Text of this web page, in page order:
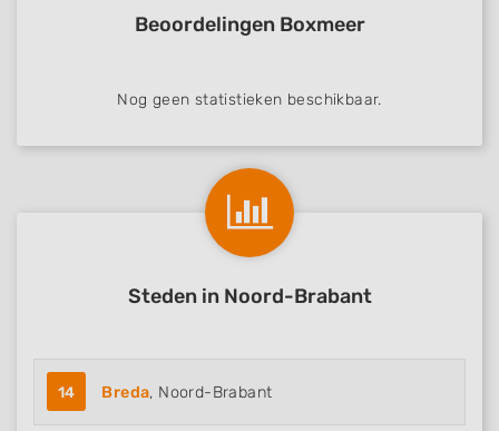
Beoordelingen Boxmeer
Nog geen statistieken beschikbaar.
Steden in Noord-Brabant
14 Breda, Noord-Brabant
Non-IAB processing purposes:
Necessary